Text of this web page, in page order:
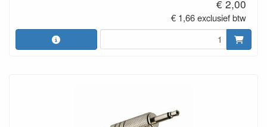
€ 2,00
€ 1,66 exclusief btw